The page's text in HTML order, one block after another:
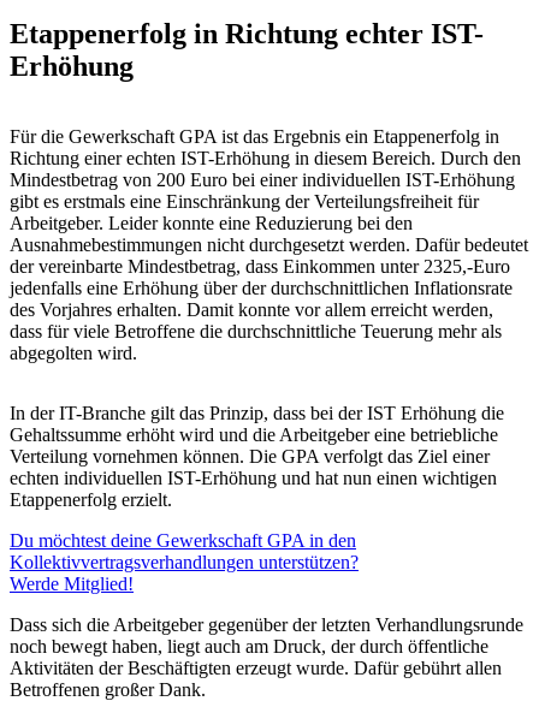
Etappenerfolg in Richtung echter IST-
Erhöhung
Für die Gewerkschaft GPA ist das Ergebnis ein Etappenerfolg in
Richtung einer echten IST-Erhöhung in diesem Bereich. Durch den
Mindestbetrag von 200 Euro bei einer individuellen IST-Erhöhung
gibt es erstmals eine Einschränkung der Verteilungsfreiheit für
Arbeitgeber. Leider konnte eine Reduzierung bei den
Ausnahmebestimmungen nicht durchgesetzt werden. Dafür bedeutet
der vereinbarte Mindestbetrag, dass Einkommen unter 2325,-Euro
jedenfalls eine Erhöhung über der durchschnittlichen Inflationsrate
des Vorjahres erhalten. Damit konnte vor allem erreicht werden,
dass für viele Betroffene die durchschnittliche Teuerung mehr als
abgegolten wird.
In der IT-Branche gilt das Prinzip, dass bei der IST Erhöhung die
Gehaltssumme erhöht wird und die Arbeitgeber eine betriebliche
Verteilung vornehmen können. Die GPA verfolgt das Ziel einer
echten individuellen IST-Erhöhung und hat nun einen wichtigen
Etappenerfolg erzielt.
Du möchtest deine Gewerkschaft GPA in den
Kollektivvertragsverhandlungen unterstützen?
Werde Mitglied!
Dass sich die Arbeitgeber gegenüber der letzten Verhandlungsrunde
noch bewegt haben, liegt auch am Druck, der durch öffentliche
Aktivitäten der Beschäftigten erzeugt wurde. Dafür gebührt allen
Betroffenen großer Dank.